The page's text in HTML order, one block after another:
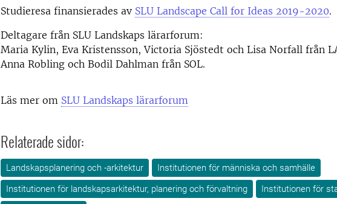
Studieresa finansierades av SLU Landscape Call for Ideas 2019-2020.
Deltagare från SLU Landskaps lärarforum:
Maria Kylin, Eva Kristensson, Victoria Sjöstedt och Lisa Norfall från
Anna Robling och Bodil Dahlman från SOL.
Läs mer om SLU Landskaps lärarforum
Relaterade sidor:
Landskapsplanering och -arkitektur
Institutionen för människa och samhälle
Institutionen för landskapsarkitektur, planering och förvaltning
Institutionen för